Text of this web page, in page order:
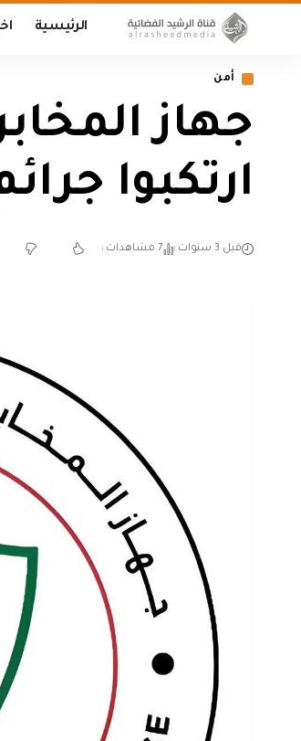
الرئيسية
أمن
جهاز
ارتكبوا
قبل 3 سنوات 7 مشاهدات